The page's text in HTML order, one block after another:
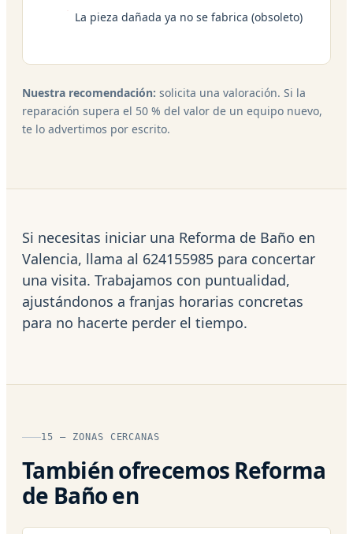
La pieza dañada ya no se fabrica (obsoleto)
Nuestra recomendación: solicita una valoración. Si la
reparación supera el 50 % del valor de un equipo nuevo,
te lo advertimos por escrito.
Si necesitas iniciar una Reforma de Baño en
Valencia, llama al 624155985 para concertar
una visita. Trabajamos con puntualidad,
ajustándonos a franjas horarias concretas
para no hacerte perder el tiempo.
15 — ZONAS CERCANAS
También ofrecemos Reforma
de Baño en